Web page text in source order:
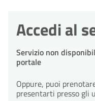
Accedi al
Servizio non
portale
Oppure, puoi
presentarti presso gli